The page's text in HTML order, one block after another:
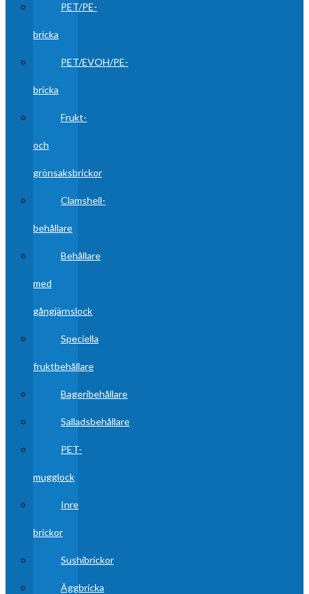
PET/PE-
bricka
PET/EVOH/PE-
bricka
Frukt-
och
grönsaksbrickor
Clamshell-
behållare
Behållare
med
gångjärnslock
Speciella
fruktbehållare
Bageribehållare
Salladsbehållare
PET-
mugglock
Inre
brickor
Sushibrickor
Äggbricka